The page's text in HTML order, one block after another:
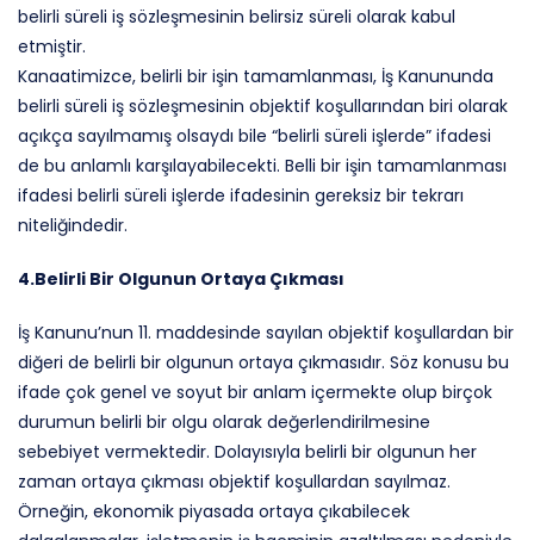
belirli süreli iş sözleşmesinin belirsiz süreli olarak kabul
etmiştir.
Kanaatimizce, belirli bir işin tamamlanması, İş Kanununda
belirli süreli iş sözleşmesinin objektif koşullarından biri olarak
açıkça sayılmamış olsaydı bile “belirli süreli işlerde” ifadesi
de bu anlamlı karşılayabilecekti. Belli bir işin tamamlanması
ifadesi belirli süreli işlerde ifadesinin gereksiz bir tekrarı
niteliğindedir.
4.Belirli Bir Olgunun Ortaya Çıkması
İş Kanunu’nun 11. maddesinde sayılan objektif koşullardan bir
diğeri de belirli bir olgunun ortaya çıkmasıdır. Söz konusu bu
ifade çok genel ve soyut bir anlam içermekte olup birçok
durumun belirli bir olgu olarak değerlendirilmesine
sebebiyet vermektedir. Dolayısıyla belirli bir olgunun her
zaman ortaya çıkması objektif koşullardan sayılmaz.
Örneğin, ekonomik piyasada ortaya çıkabilecek